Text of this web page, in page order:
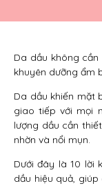
Da dầu không
khuyên dưỡng ẩm
Da dầu khiến mặt
giao tiếp với mọi
lượng dầu cần
nhờn và nổi mụn.
Dưới đây là 10 lời
dầu hiệu quả,